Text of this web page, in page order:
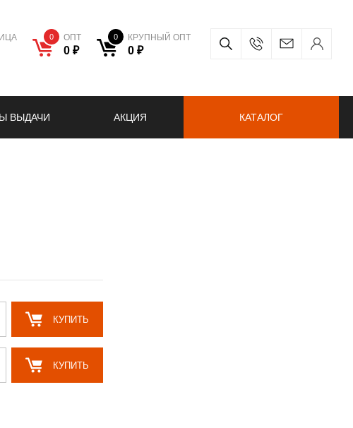
0 ОПТ
0 ₽
0 КРУПНЫЙ ОПТ
0 ₽
ВЫДАЧИ АКЦИЯ КАТАЛОГ
КУПИТЬ
КУПИТЬ